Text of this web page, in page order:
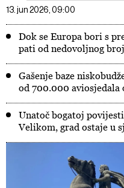
13. jun 2026, 09:00
Dok se Europa bori s
pati od nedovoljnog
Gašenje baze
od 700.000 aviosjedala
Unatoč bogatoj
Velikom, grad ostaje u